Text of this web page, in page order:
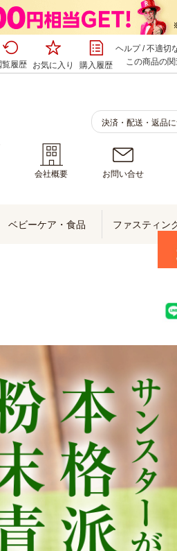
覧履歴 お気に入り 購入履歴
ヘルプ/不適切
この商品の
決済・配送・返品
会社概要 お問い合せ
ベビーケア・食品 ファスティン